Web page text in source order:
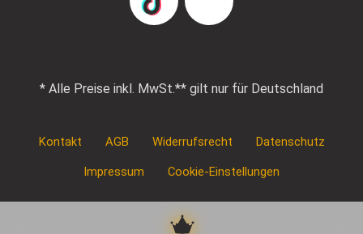
TikTok Pinterest
* Alle Preise inkl. MwSt.** gilt nur für Deutschland
Kontakt AGB Widerrufsrecht Datenschutz
Impressum Cookie-Einstellungen